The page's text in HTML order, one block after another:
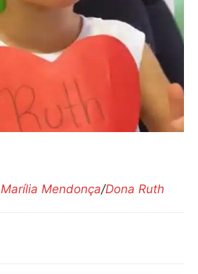
Marília Mendonça/Dona Ruth